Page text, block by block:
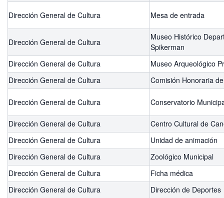
Dirección General de Cultura Mesa de entrada
Dirección General de Cultura
Museo Histórico
Spikerman
Dirección General de Cultura
Museo Arqueológico
Dirección General de Cultura
Comisión Honoraria
Dirección General de Cultura Conservatorio
Dirección General de Cultura
Centro Cultural de
Dirección General de Cultura
Unidad de animación
Dirección General de Cultura
Zoológico Municipal
Dirección General de Cultura
Ficha médica
Dirección General de Cultura
Dirección de Deportes